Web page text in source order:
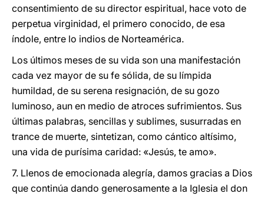
consentimiento de su director espiritual, hace voto de
perpetua virginidad, el primero conocido, de esa
índole, entre lo indios de Norteamérica.
Los últimos meses de su vida son una manifestación
cada vez mayor de su fe sólida, de su límpida
humildad, de su serena resignación, de su gozo
luminoso, aun en medio de atroces sufrimientos. Sus
últimas palabras, sencillas y sublimes, susurradas en
trance de muerte, sintetizan, como cántico altísimo,
una vida de purísima caridad: «Jesús, te amo».
7. Llenos de emocionada alegría, damos gracias a Dios
que continúa dando generosamente a la Iglesia el don